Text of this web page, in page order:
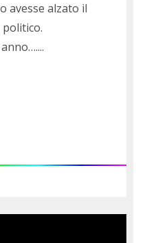
avesse alzato il
politico.